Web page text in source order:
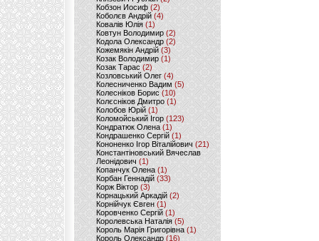
Кобзон Иосиф(2)
Коболєв Андрій (4)
Ковалів Юлія(1)
Ковтун Володимир (2)
Кодола Олександр (2)
Кожемякін Андрій (3)
Козак Володимир (1)
Козак Тарас (2)
Козловський Олег(4)
Колесниченко Вадим (5)
Колесніков Борис (10)
Колєсніков Дмитро (1)
Колобов Юрій (1)
Коломойський Ігор (123)
Кондратюк Олена(1)
Кондрашенко Сергій (1)
Кононенко Ігор Віталійович (21)
Константіновський Вячеслав
Леонідович (1)
Копанчук Олена (1)
Корбан Геннадій (33)
Корж Віктор (3)
Корнацький Аркадій (2)
Корнійчук Євген (1)
Коровченко Сергій (1)
Королевська Наталія(5)
Король Марія Григорівна (1)
Король Олександр (16)